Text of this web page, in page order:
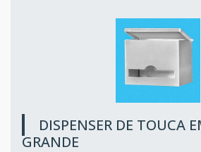
DISPENSER DE TOUCA
GRANDE